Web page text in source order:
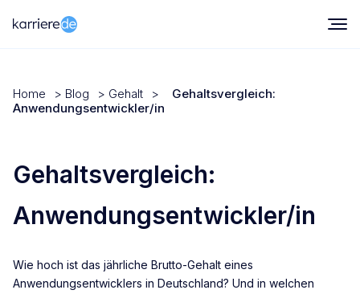
Home > Blog > Gehalt >
Gehaltsvergleich:
Anwendungsentwickler/in
Gehaltsvergleich:
Anwendungsentwickler/in
Wie hoch ist das jährliche Brutto-Gehalt eines
Anwendungsentwicklers in Deutschland? Und in welchen